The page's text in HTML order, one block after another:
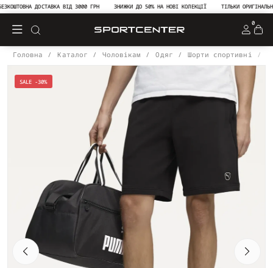
ДОСТАВКА ВІД 3000 ГРН ЗНИЖКИ ДО 50% НА НОВІ КОЛЕКЦІЇ ТІЛЬКИ ОРИГІНАЛЬНА
0
Головна Каталог Чоловікам Одяг Шорти спортивні
SALE -30%